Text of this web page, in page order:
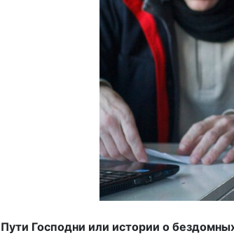
Пути Господни или истории о